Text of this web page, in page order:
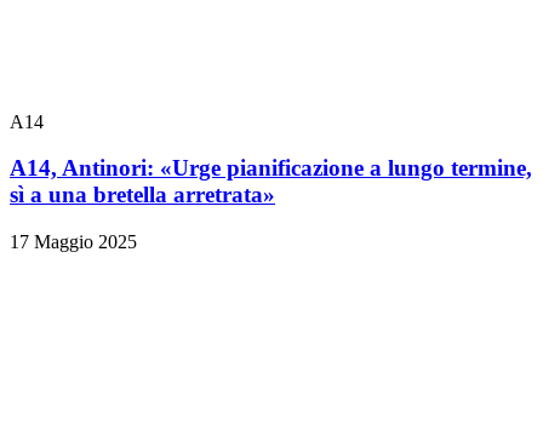
A14
A14, Antinori: «Urge pianificazione a lungo termine,
sì a una bretella arretrata»
17 Maggio 2025